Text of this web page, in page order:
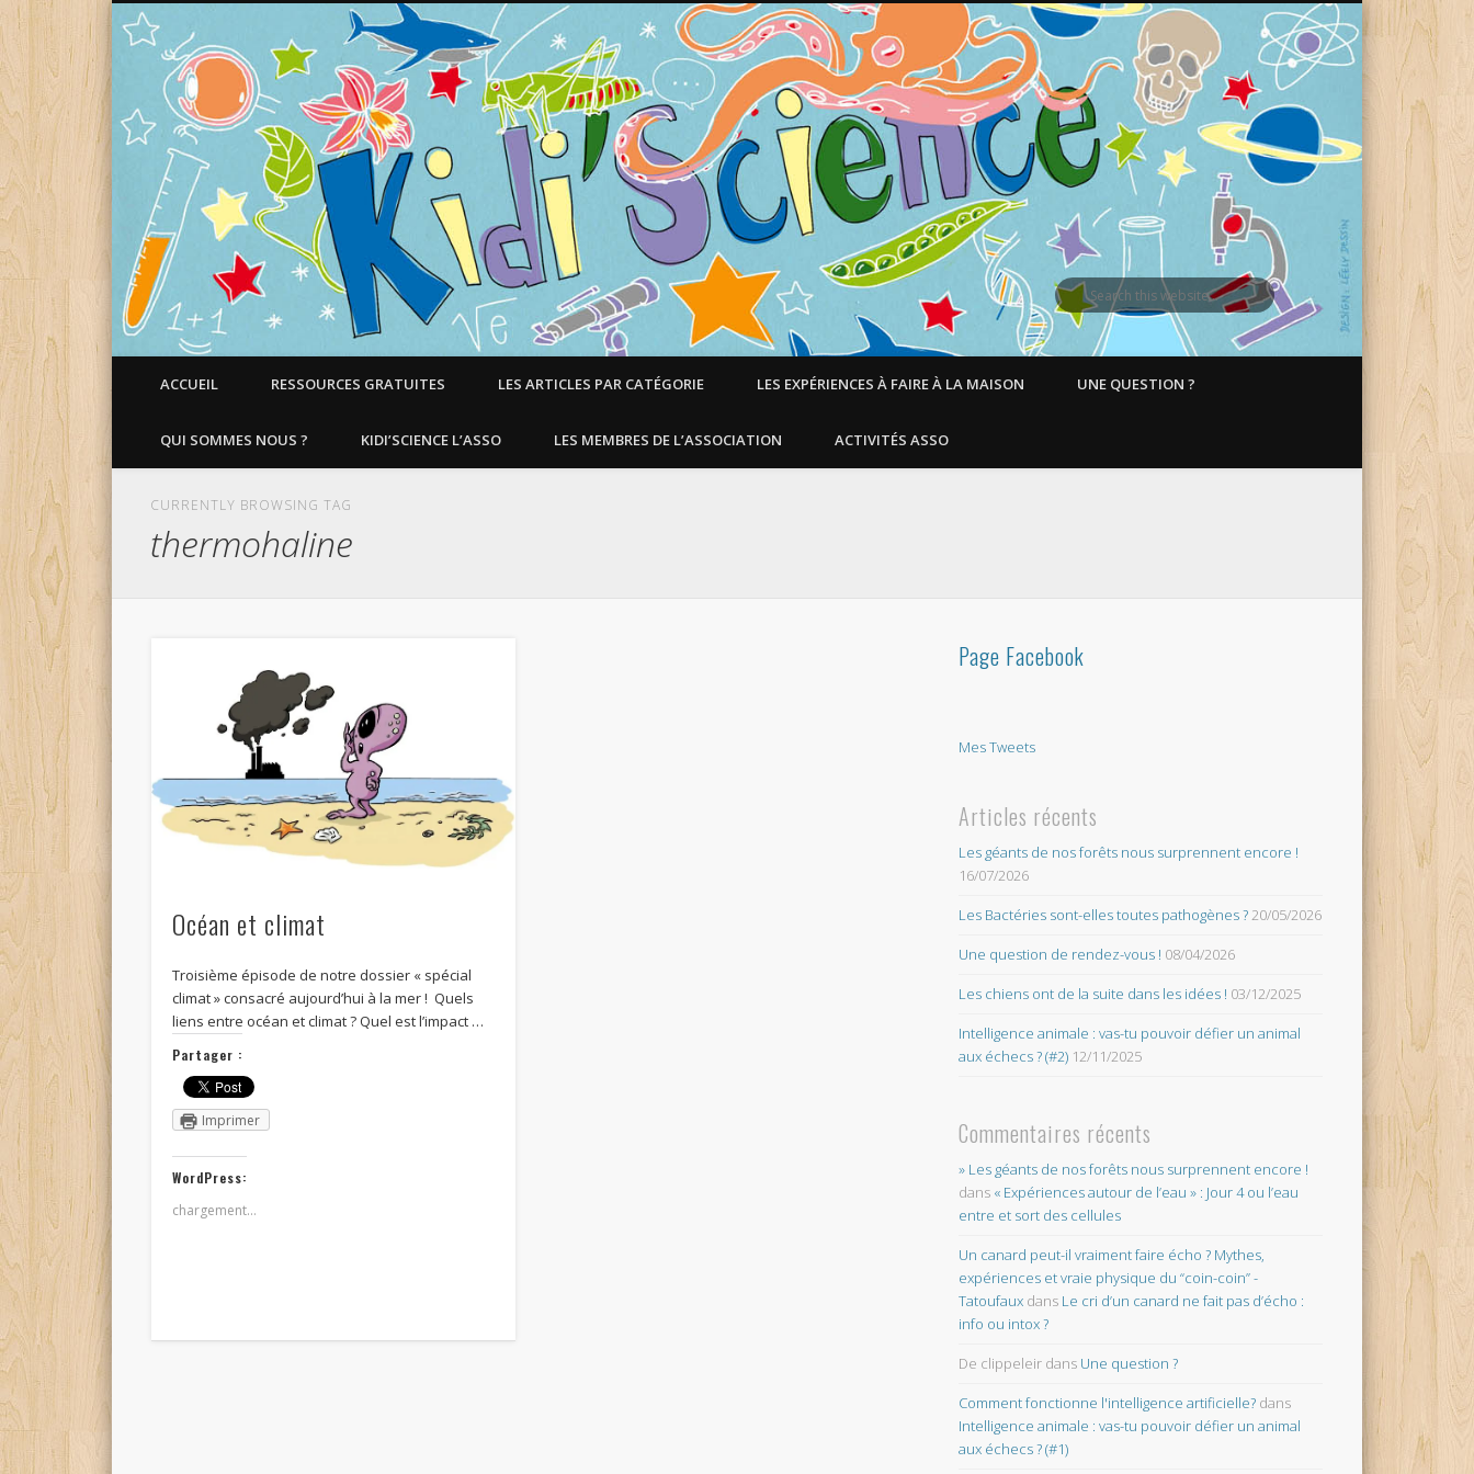
Faire aimer les Sciences aux Enfants !
ACCUEIL RESSOURCES GRATUITES LES ARTICLES PAR CATÉGORIE LES EXPÉRIENCES À FAIRE À LA MAISON UNE QUESTION ?
QUI SOMMES NOUS ? KIDI’SCIENCE L’ASSO LES MEMBRES DE L’ASSOCIATION ACTIVITÉS ASSO
CURRENTLY BROWSING TAG
thermohaline
Océan et climat
Troisième épisode de notre dossier « spécial
climat » consacré aujourd’hui à la mer ! Quels
liens entre océan et climat ? Quel est l’impact …
Partager :
Imprimer
WordPress:
chargement…
Page Facebook
Mes Tweets
Articles récents
Les géants de nos forêts nous surprennent encore !
16/07/2026
Les Bactéries sont-elles toutes pathogènes ?20/05/2026
Une question de rendez-vous ! 08/04/2026
Les chiens ont de la suite dans les idées ! 03/12/2025
Intelligence animale : vas-tu pouvoir défier un animal
aux échecs ? (#2) 12/11/2025
Commentaires récents
» Les géants de nos forêts nous surprennent encore !
dans « Expériences autour de l’eau » : Jour 4 ou l’eau
entre et sort des cellules
Un canard peut-il vraiment faire écho ? Mythes,
expériences et vraie physique du “coin-coin” -
Tatoufaux dans Le cri d’un canard ne fait pas d’écho :
info ou intox ?
De clippeleir dans Une question ?
Comment fonctionne l'intelligence artificielle? dans
Intelligence animale : vas-tu pouvoir défier un animal
aux échecs ? (#1)